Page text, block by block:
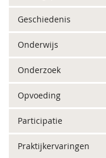
Geschiedenis
Onderwijs
Onderzoek
Opvoeding
Participatie
Praktijkervaringen